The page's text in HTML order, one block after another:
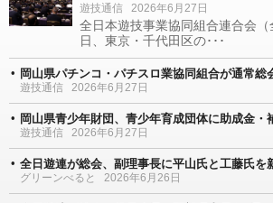
遊技通信 2026年6月27日
全日本遊技事業協同組合連合会
日、東京・千代田区の･･･
岡山県パチンコ・パチスロ業協同組合が通常総
遊技通信 2026年6月27日
岡山県青少年財団、青少年育成団体に助成金・
遊技通信 2026年6月27日
全日遊連が総会、副理事長に平山氏と工藤氏を
グリーンべると 2026年6月26日